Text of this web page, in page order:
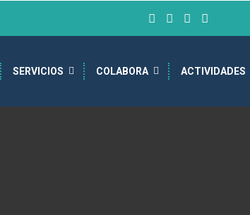
SERVICIOS COLABORA ACTIVIDADES